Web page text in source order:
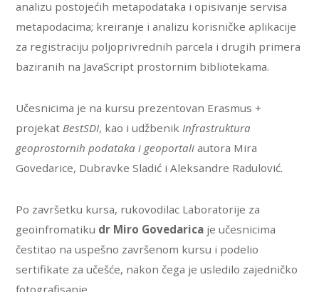
analizu postojećih metapodataka i opisivanje servisa
metapodacima; kreiranje i analizu korisničke aplikacije
za registraciju poljoprivrednih parcela i drugih primera
baziranih na JavaScript prostornim bibliotekama.
Učesnicima je na kursu prezentovan Erasmus +
projekat BestSDI, kao i udžbenik Infrastruktura
geoprostornih podataka i geoportali autora Mira
Govedarice, Dubravke Sladić i Aleksandre Radulović.
Po završetku kursa, rukovodilac Laboratorije za
geoinfromatiku dr Miro Govedarica je učesnicima
čestitao na uspešno završenom kursu i podelio
sertifikate za učešće, nakon čega je usledilo zajedničko